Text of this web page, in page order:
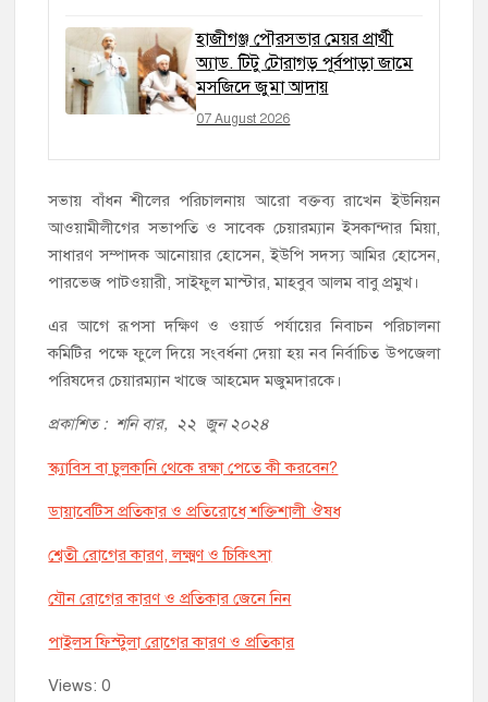
হাজীগঞ্জ পৌরসভার মেয়র প্রার্থী
অ্যাড. টিটু টোরাগড় পূর্বপাড়া জামে
মসজিদে জুমা আদায়
07 August 2026
সভায় বাঁধন শীলের পরিচালনায় আরো বক্তব্য রাখেন ইউনিয়ন
আওয়ামীলীগের সভাপতি ও সাবেক চেয়ারম্যান ইসকান্দার মিয়া,
সাধারণ সম্পাদক আনোয়ার হোসেন, ইউপি সদস্য আমির হোসেন,
পারভেজ পাটওয়ারী, সাইফুল মাস্টার, মাহবুব আলম বাবু প্রমুখ।
এর আগে রূপসা দক্ষিণ ও ওয়ার্ড পর্যায়ের নিবাচন পরিচালনা
কমিটির পক্ষে ফুলে দিয়ে সংবর্ধনা দেয়া হয় নব নির্বাচিত উপজেলা
পরিষদের চেয়ারম্যান খাজে আহমেদ মজুমদারকে।
প্রকাশিত : শনি বার, ২২ জুন ২০২৪
স্ক্যাবিস বা চুলকানি থেকে রক্ষা পেতে কী করবেন?
ডায়াবেটিস প্রতিকার ও প্রতিরোধে শক্তিশালী ঔষধ
শ্বেতী রোগের কারণ, লক্ষ্মণ ও চিকিৎসা
যৌন রোগের কারণ ও প্রতিকার জেনে নিন
পাইলস ফিস্টুলা রোগের কারণ ও প্রতিকার
Views: 0